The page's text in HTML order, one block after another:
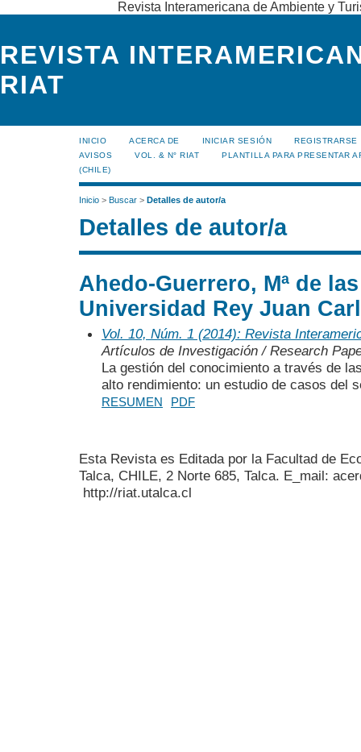
Revista Interamericana de Ambiente y
REVISTA
RIAT
INICIO ACERCA DE INICIAR SESIÓN
REGISTRARSE
AVISOS
VOL. & N° RIAT
PLANTILLA PARA PRESENTAR
(CHILE)
Inicio > Buscar > Detalles de autor/a
Detalles de autor/a
Ahedo-Guerrero, Mª de
Universidad Rey Juan
Vol. 10, Núm. 1 (2014): Revista
Artículos de Investigación / Research
La gestión del conocimiento a través de
alto rendimiento: un estudio de casos del
RESUMEN PDF
Esta Revista es Editada por la Facultad de
Talca, CHILE, 2 Norte 685, Talca. E_mail:
http://riat.utalca.cl